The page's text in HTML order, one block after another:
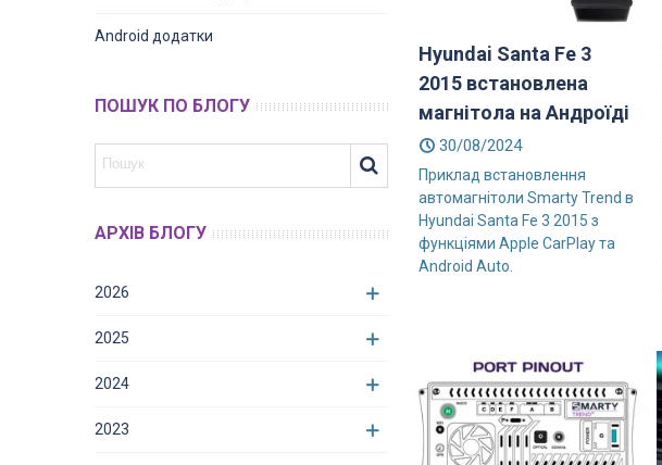
Android додатки
ПОШУК ПО БЛОГУ
АРХІВ БЛОГУ
2026
2025
2024
2023
Hyundai Santa Fe 3
2015 встановлена ​​
магнітола на Андроїді
30/08/2024
Приклад встановлення
автомагнітоли Smarty Trend в
Hyundai Santa Fe 3 2015 з
функціями Apple CarPlay та
Android Auto.